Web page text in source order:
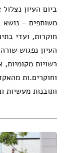
ביום העיון
משותפים – נושא
חוקרות, ועדי
העיון נפגוש
רשויות מקומיות,
וחוקרים.ות
ותובנות מעשיות